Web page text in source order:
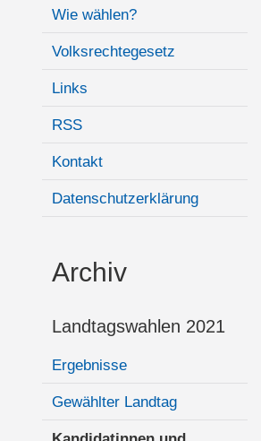
Wie wählen?
Volksrechtegesetz
Links
RSS
Kontakt
Datenschutzerklärung
Archiv
Landtagswahlen 2021
Ergebnisse
Gewählter Landtag